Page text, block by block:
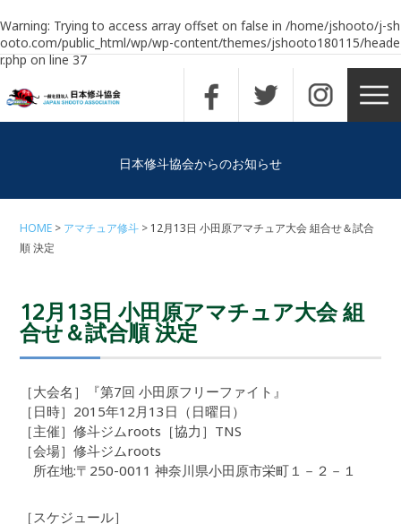
Warning: Trying to access array offset on false in /home/jshooto/j-sh
ooto.com/public_html/wp/wp-content/themes/jshooto180115/heade
r.phpon line37
日本修斗協会からのお知らせ
HOME アマチュア修斗
12月13日 小田原アマチュア大会 組合せ＆試合
順 決定
12月13日 小田原アマチュア大会 組
合せ＆試合順 決定
［大会名］『第7回 小田原フリーファイト』
［日時］2015年12月13日（日曜日）
［主催］修斗ジムroots［協力］TNS
［会場］修斗ジムroots
所在地:〒250-0011 神奈川県小田原市栄町１－２－１
［スケジュール］